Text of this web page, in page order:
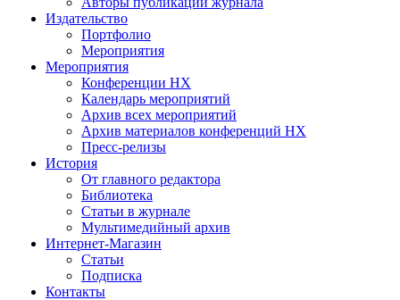
Издательство
Портфолио
Мероприятия
Мероприятия
Конференции НХ
Календарь мероприятий
Архив всех мероприятий
Архив материалов конференций НХ
Пресс-релизы
История
От главного редактора
Библиотека
Статьи в журнале
Мультимедийный архив
Интернет-Магазин
Статьи
Подписка
Контакты